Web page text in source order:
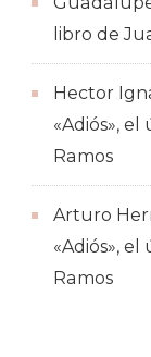
libro de
Hector
«Adiós»,
Ramos
Arturo
«Adiós»,
Ramos